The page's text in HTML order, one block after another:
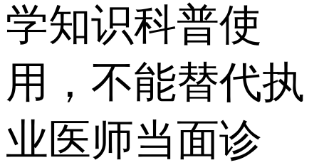
学知识科普使
用，不能替代执
业医师当面诊